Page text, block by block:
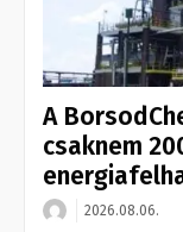
A
csaknem
2026.08.06.